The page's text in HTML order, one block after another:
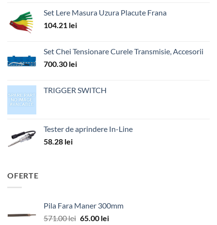
Set Lere Masura Uzura Placute Frana
104.21 lei
Set Chei Tensionare Curele Transmisie, Accesorii
700.30 lei
TRIGGER SWITCH
Tester de aprindere In-Line
58.28 lei
OFERTE
Pila Fara Maner 300mm
571.00lei Prețul
65.00 leiPrețul